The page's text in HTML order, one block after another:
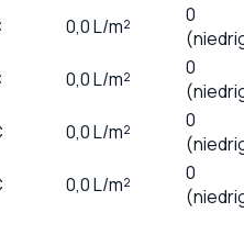
0,0L/m²
0
0,0L/m²
0
0,0L/m²
0
0,0L/m²
0